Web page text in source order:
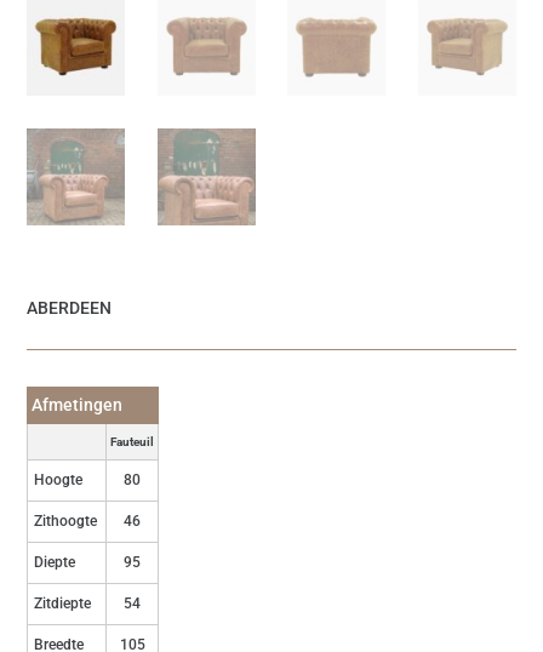
ABERDEEN
Afmetingen
Fauteuil
Hoogte 80
Zithoogte 46
Diepte 95
Zitdiepte 54
Breedte 105